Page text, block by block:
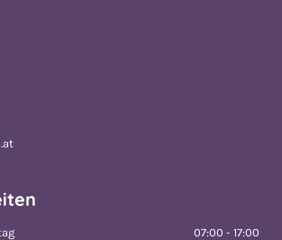
07:00 - 17:00